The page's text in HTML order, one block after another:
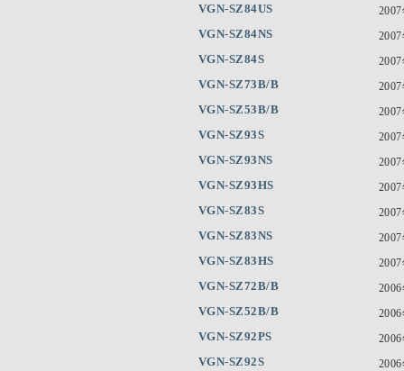
VGN-SZ84US
VGN-SZ84NS
VGN-SZ84S
VGN-SZ73B/B
VGN-SZ53B/B
VGN-SZ93S
VGN-SZ93NS
VGN-SZ93HS
VGN-SZ83S
VGN-SZ83NS
VGN-SZ83HS
VGN-SZ72B/B
VGN-SZ52B/B
VGN-SZ92PS
VGN-SZ92S